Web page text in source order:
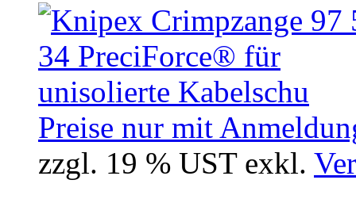
Preise nur mit
zzgl. 19 % UST exkl.